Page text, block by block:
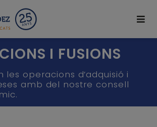
I FUSIONS
les operacions d’adquisió i
amb del nostre consell